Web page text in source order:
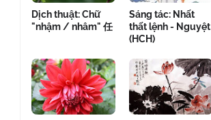
Dịch thuật: Chữ
"nhậm / nhâm" 任
Sáng tác: Nhất
thất lệnh - Nguyệt
(HCH)